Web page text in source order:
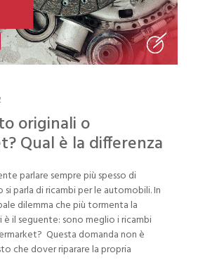
originali o
Qual è la differenza
parlare sempre più spesso di
parla di ricambi per le automobili. In
dilemma che più tormenta la
il seguente: sono meglio i ricambi
Questa domanda non è
che dover riparare la propria